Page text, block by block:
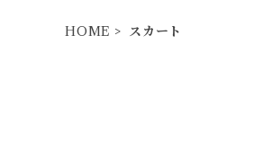
HOME スカート